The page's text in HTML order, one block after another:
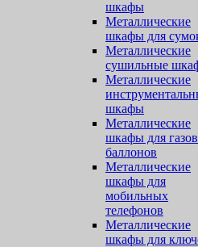
шкафы
Металлические
шкафы для
Металлические
сушильные
Металлические
шкафы
Металлические
шкафы для
баллонов
Металлические
шкафы для
мобильных
телефонов
Металлические
шкафы для